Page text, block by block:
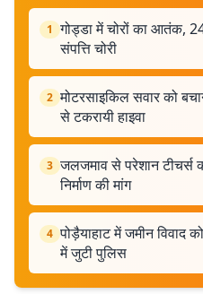
1 गोड्डा में चोरों का आतंक,
संपत्ति चोरी
2 मोटरसाइकिल सवार को
से टकरायी हाइवा
3 जलजमाव से परेशान टीचर्स
निर्माण की मांग
4 पोड़ैयाहाट में जमीन विवाद
में जुटी पुलिस